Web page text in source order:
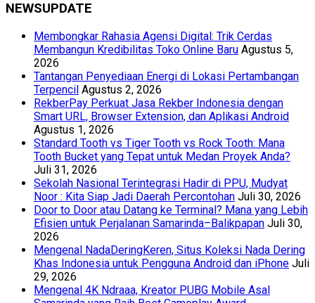
NEWSUPDATE
Membongkar Rahasia Agensi Digital: Trik Cerdas
Membangun Kredibilitas Toko Online Baru Agustus 5,
2026
Tantangan Penyediaan Energi di Lokasi Pertambangan
Terpencil Agustus 2, 2026
RekberPay Perkuat Jasa Rekber Indonesia dengan
Smart URL, Browser Extension, dan Aplikasi Android
Agustus 1, 2026
Standard Tooth vs Tiger Tooth vs Rock Tooth: Mana
Tooth Bucket yang Tepat untuk Medan Proyek Anda?
Juli 31, 2026
Sekolah Nasional Terintegrasi Hadir di PPU, Mudyat
Noor : Kita Siap Jadi Daerah Percontohan Juli 30, 2026
Door to Door atau Datang ke Terminal? Mana yang Lebih
Efisien untuk Perjalanan Samarinda–Balikpapan Juli 30,
2026
Mengenal NadaDeringKeren, Situs Koleksi Nada Dering
Khas Indonesia untuk Pengguna Android dan iPhone Juli
29, 2026
Mengenal 4K Ndraaa, Kreator PUBG Mobile Asal